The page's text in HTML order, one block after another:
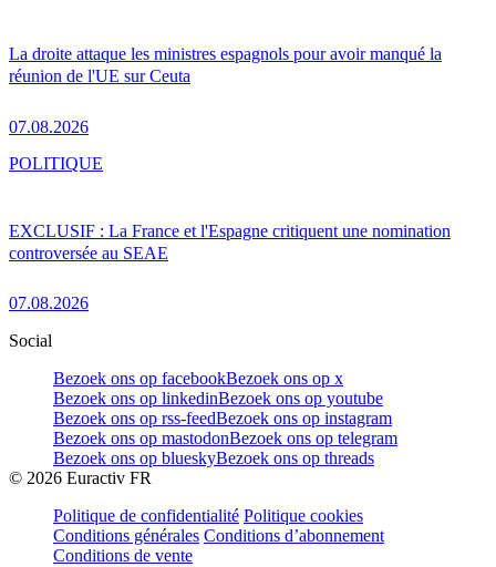
La droite attaque les ministres espagnols pour avoir manqué la
réunion de l'UE sur Ceuta
07.08.2026
EXCLUSIF : La France et l'Espagne critiquent une nomination
controversée au SEAE
07.08.2026
POLITIQUE
Social
Bezoek ons op facebookBezoek ons op x
Bezoek ons op linkedinBezoek ons op youtube
Bezoek ons op rss-feedBezoek ons op instagram
Bezoek ons op mastodonBezoek ons op telegram
Bezoek ons op blueskyBezoek ons op threads
© 2026 Euractiv FR
Politique de confidentialité Politique cookies
Conditions générales Conditions d’abonnement
Conditions de vente